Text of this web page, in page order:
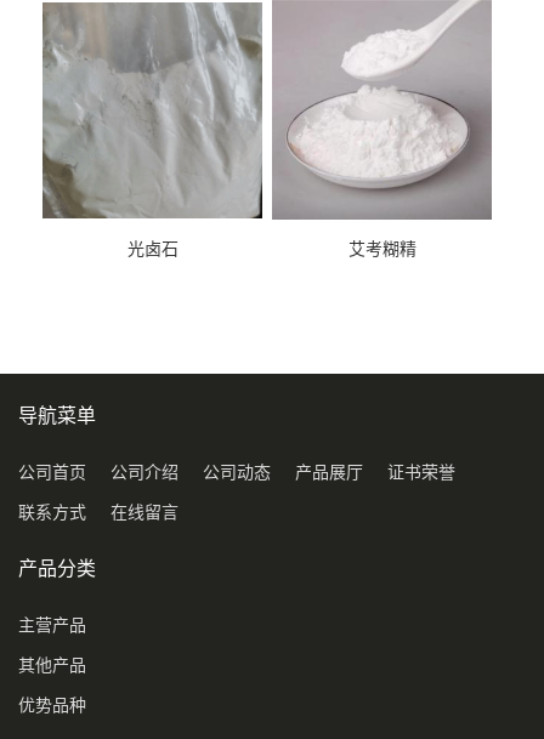
光卤石 艾考糊精
导航菜单
公司首页 公司介绍 公司动态 产品展厅 证书荣誉
联系方式 在线留言
产品分类
主营产品
其他产品
优势品种